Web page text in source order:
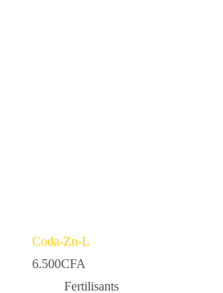
Coda-Zn-L
6.500CFA
Fertilisants